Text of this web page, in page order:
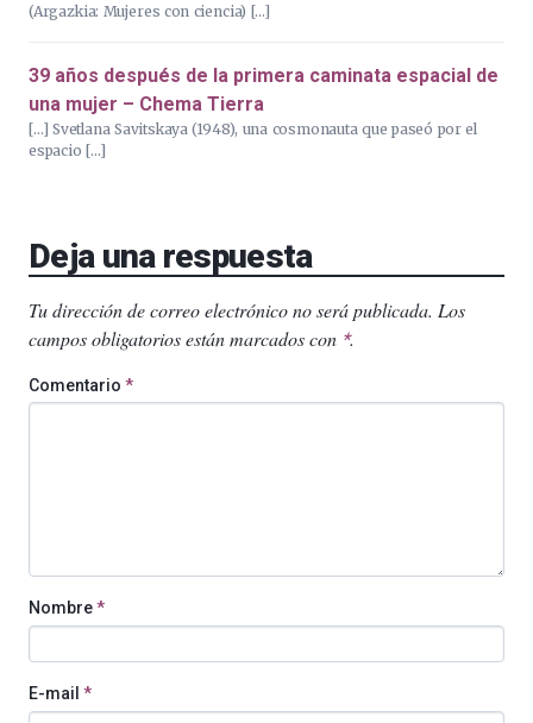
(Argazkia: Mujeres con ciencia) […]
39 años después de la primera caminata espacial de
una mujer – Chema Tierra
[…] Svetlana Savitskaya (1948), una cosmonauta que paseó por el
espacio […]
Deja una respuesta
Tu dirección de correo electrónico no será publicada. Los
campos obligatorios están marcados con *.
Comentario *
Nombre*
E-mail *